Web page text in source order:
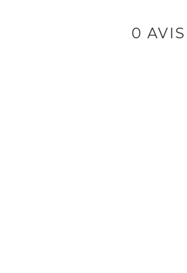
0 AVIS